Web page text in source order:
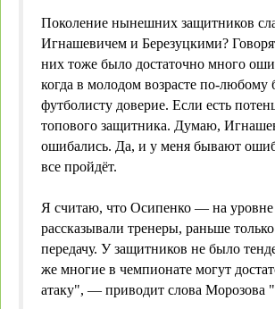
Поколение нынешних защитников
Игнашевичем и Березуцкими?
них тоже было достаточно много
когда в молодом возрасте по-
футболисту доверие. Если есть
топового защитника. Думаю,
ошибались. Да, и у меня бывают
все пройдёт.
Я считаю, что Осипенко — на
рассказывали тренеры, раньше
передачу. У защитников не было
же многие в чемпионате могут
атаку", — приводит слова Морозова